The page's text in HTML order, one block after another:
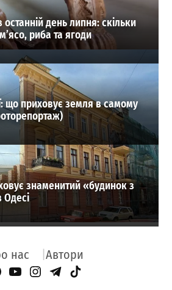
останній день липня: скільки
риба та ягоди
що приховує земля в самому
знаменитий «будинок з
Одесі
нас Автори
Page
YouTube
Instagram
Telegram
TikTok